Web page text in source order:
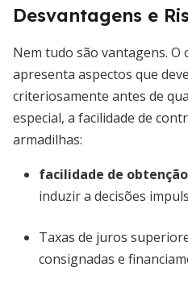
Desvantagens e
Nem tudo são vantagens. O
apresenta aspectos que
criteriosamente antes de
especial, a facilidade de
armadilhas:
facilidade de
induzir a decisões
Taxas de juros
consignadas e